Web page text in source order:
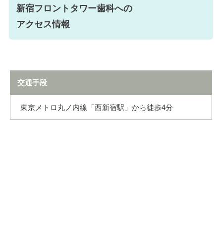
新宿フロントタワー歯科への
アクセス情報
交通手段
東京メトロ丸ノ内線「西新宿駅」から徒歩4分